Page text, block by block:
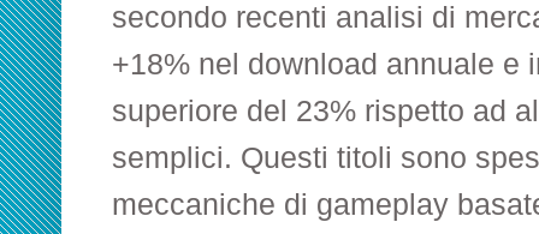
secondo recenti analisi di
+18% nel download annuale e
superiore del 23% rispetto ad
semplici. Questi titoli sono
meccaniche di gameplay